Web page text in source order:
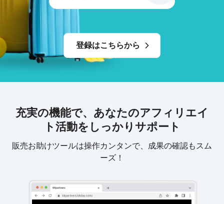
登録はこちらから
充実の機能で、あなたのアフィリエイ
ト活動をしっかりサポート
販売お助けツールは操作カンタンで、成果の確認もスム
ーズ！